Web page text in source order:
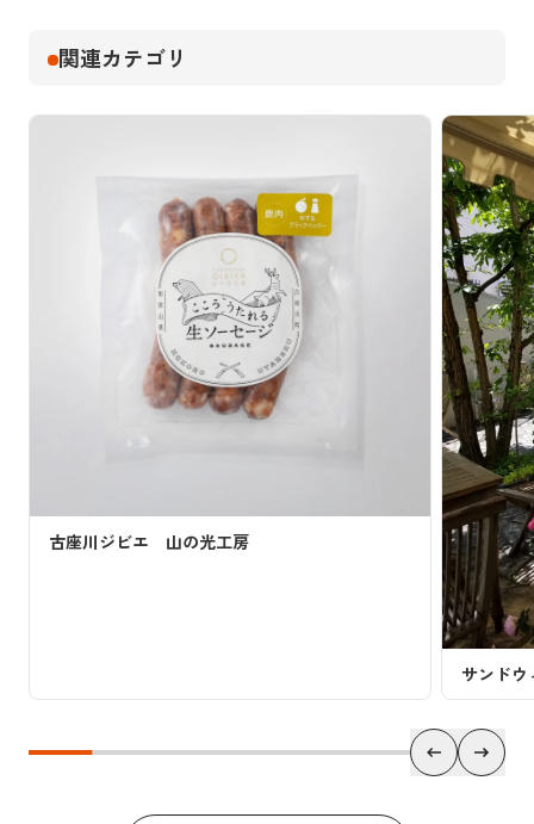
関連カテゴリ
古座川ジビエ 山の光工房
サンド